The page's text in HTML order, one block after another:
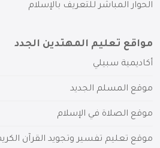
الحوار المباشر للتعريف بالإسلام
مواقع تعليم المهتدين الجدد
أكاديمية سبيلي
موقع المسلم الجديد
موقع الصلاة في الإسلام
موقع تعليم تفسير وتجويد القرآن